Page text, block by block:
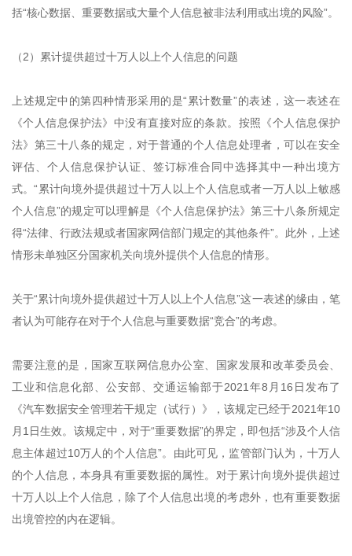
括“核心数据、重要数据或大量个人信息被非法利用或出境的风险”。
（2）累计提供超过十万人以上个人信息的问题
上述规定中的第四种情形采用的是“累计数量”的表述，这一表述在
《个人信息保护法》中没有直接对应的条款。按照《个人信息保护
法》第三十八条的规定，对于普通的个人信息处理者，可以在安全
评估、个人信息保护认证、签订标准合同中选择其中一种出境方
式。“累计向境外提供超过十万人以上个人信息或者一万人以上敏感
个人信息”的规定可以理解是《个人信息保护法》第三十八条所规定
得“法律、行政法规或者国家网信部门规定的其他条件”。此外，上述
情形未单独区分国家机关向境外提供个人信息的情形。
关于“累计向境外提供超过十万人以上个人信息”这一表述的缘由，笔
者认为可能存在对于个人信息与重要数据“竞合”的考虑。
需要注意的是，国家互联网信息办公室、国家发展和改革委员会、
工业和信息化部、公安部、交通运输部于2021年8月16日发布了
《汽车数据安全管理若干规定（试行）》，该规定已经于2021年10
月1日生效。该规定中，对于“重要数据”的界定，即包括“涉及个人信
息主体超过10万人的个人信息”。由此可见，监管部门认为，十万人
的个人信息，本身具有重要数据的属性。对于累计向境外提供超过
十万人以上个人信息，除了个人信息出境的考虑外，也有重要数据
出境管控的内在逻辑。